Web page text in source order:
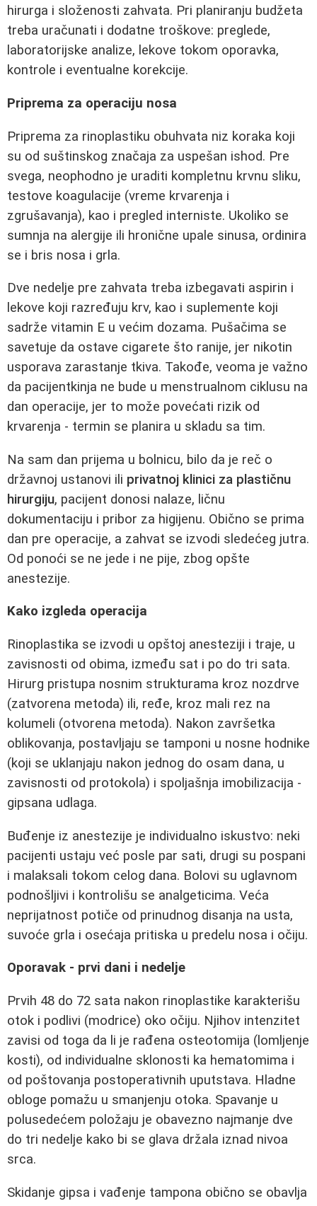
hirurga i složenosti zahvata. Pri planiranju budžeta
treba uračunati i dodatne troškove: preglede,
laboratorijske analize, lekove tokom oporavka,
kontrole i eventualne korekcije.
Priprema za operaciju nosa
Priprema za rinoplastiku obuhvata niz koraka koji
su od suštinskog značaja za uspešan ishod. Pre
svega, neophodno je uraditi kompletnu krvnu sliku,
testove koagulacije (vreme krvarenja i
zgrušavanja), kao i pregled interniste. Ukoliko se
sumnja na alergije ili hronične upale sinusa, ordinira
se i bris nosa i grla.
Dve nedelje pre zahvata treba izbegavati aspirin i
lekove koji razređuju krv, kao i suplemente koji
sadrže vitamin E u većim dozama. Pušačima se
savetuje da ostave cigarete što ranije, jer nikotin
usporava zarastanje tkiva. Takođe, veoma je važno
da pacijentkinja ne bude u menstrualnom ciklusu na
dan operacije, jer to može povećati rizik od
krvarenja - termin se planira u skladu sa tim.
Na sam dan prijema u bolnicu, bilo da je reč o
državnoj ustanovi ili privatnoj klinici za plastičnu
hirurgiju, pacijent donosi nalaze, ličnu
dokumentaciju i pribor za higijenu. Obično se prima
dan pre operacije, a zahvat se izvodi sledećeg jutra.
Od ponoći se ne jede i ne pije, zbog opšte
anestezije.
Kako izgleda operacija
Rinoplastika se izvodi u opštoj anesteziji i traje, u
zavisnosti od obima, između sat i po do tri sata.
Hirurg pristupa nosnim strukturama kroz nozdrve
(zatvorena metoda) ili, ređe, kroz mali rez na
kolumeli (otvorena metoda). Nakon završetka
oblikovanja, postavljaju se tamponi u nosne hodnike
(koji se uklanjaju nakon jednog do osam dana, u
zavisnosti od protokola) i spoljašnja imobilizacija -
gipsana udlaga.
Buđenje iz anestezije je individualno iskustvo: neki
pacijenti ustaju već posle par sati, drugi su pospani
i malaksali tokom celog dana. Bolovi su uglavnom
podnošljivi i kontrolišu se analgeticima. Veća
neprijatnost potiče od prinudnog disanja na usta,
suvoće grla i osećaja pritiska u predelu nosa i očiju.
Oporavak - prvi dani i nedelje
Prvih 48 do 72 sata nakon rinoplastike karakterišu
otok i podlivi (modrice) oko očiju. Njihov intenzitet
zavisi od toga da li je rađena osteotomija (lomljenje
kosti), od individualne sklonosti ka hematomima i
od poštovanja postoperativnih uputstava. Hladne
obloge pomažu u smanjenju otoka. Spavanje u
polusedećem položaju je obavezno najmanje dve
do tri nedelje kako bi se glava držala iznad nivoa
srca.
Skidanje gipsa i vađenje tampona obično se obavlja